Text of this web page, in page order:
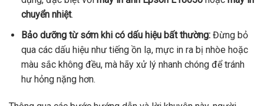
chuyển nhiệt.
Bảo dưỡng từ sớm khi có dấu hiệu bất thường:Đừng bỏ
qua các dấu hiệu như tiếng ồn lạ, mực in ra bị nhòe hoặc
màu sắc không đều, mà hãy xử lý nhanh chóng để tránh
hư hỏng nặng hơn.